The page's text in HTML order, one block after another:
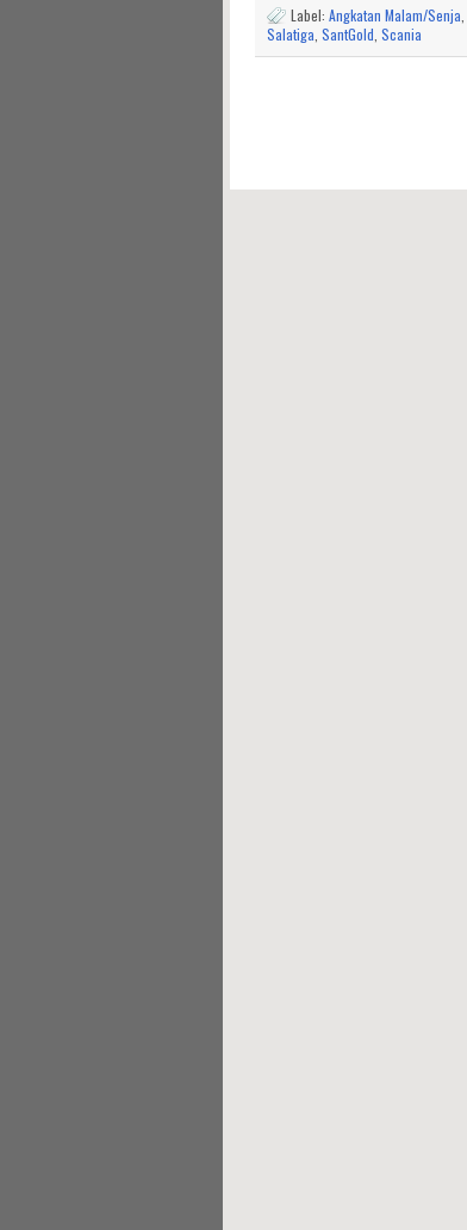
Label: Angkatan Malam/Senja
Salatiga SantGold Scania